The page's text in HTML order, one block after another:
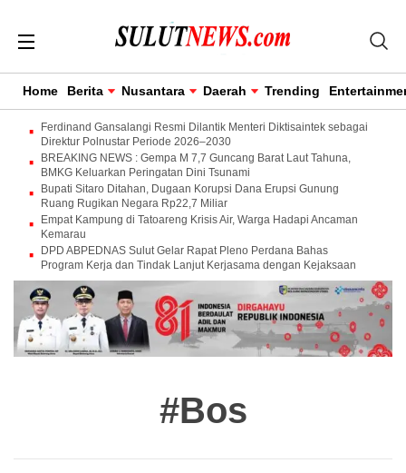
Home Berita Nusantara Daerah Trending
Ferdinand Gansalangi Resmi Dilantik Menteri Diktisaintek sebagai
Direktur Polnustar Periode 2026–2030
BREAKING NEWS : Gempa M 7,7 Guncang Barat Laut Tahuna,
BMKG Keluarkan Peringatan Dini Tsunami
Bupati Sitaro Ditahan, Dugaan Korupsi Dana Erupsi Gunung
Ruang Rugikan Negara Rp22,7 Miliar
Empat Kampung di Tatoareng Krisis Air, Warga Hadapi Ancaman
Kemarau
DPD ABPEDNAS Sulut Gelar Rapat Pleno Perdana Bahas
Program Kerja dan Tindak Lanjut Kerjasama dengan Kejaksaan
#Bos